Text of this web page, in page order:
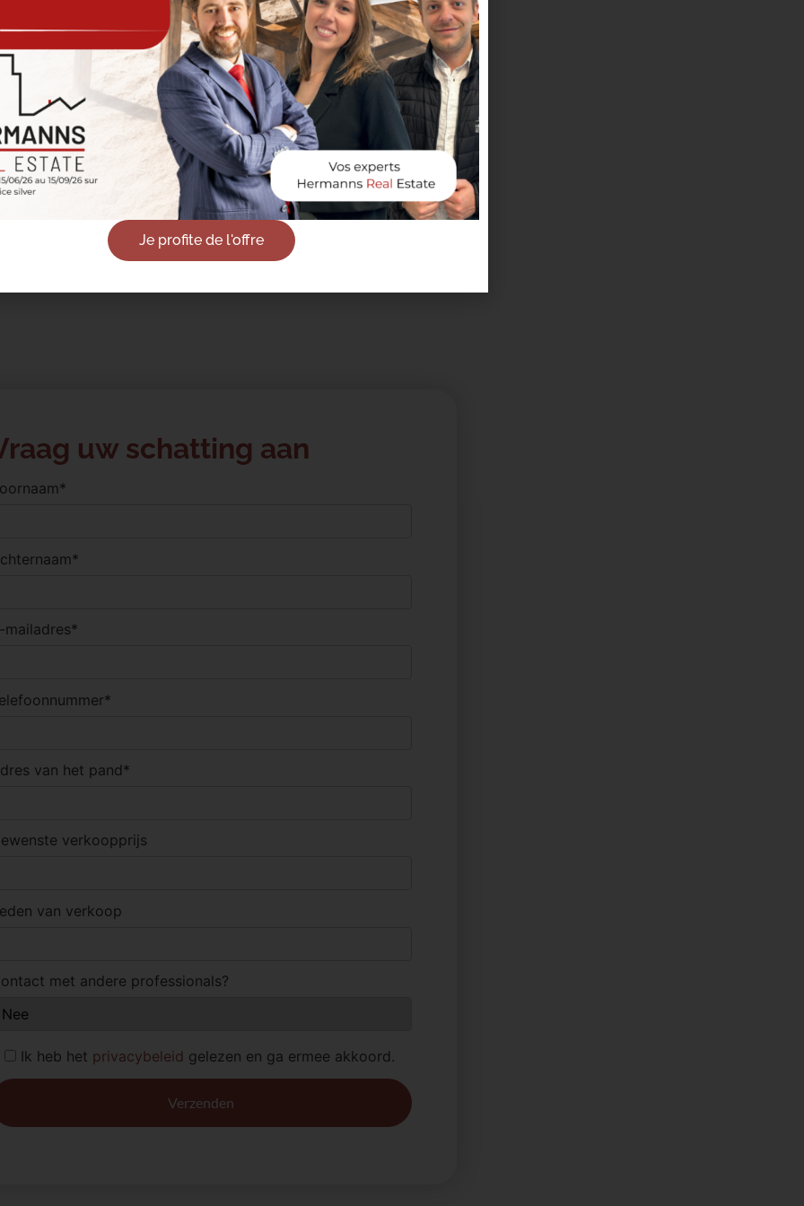
op
u een juiste en
uw huis of
tijdens een
of via
niet mogelijk is)
uw schatting aan
mailadres*
van het pand*
verkoopprijs
van verkoop
met andere professionals?
Ik heb het privacybeleid gelezen en ga ermee akkoord.
Je profite de l'offre